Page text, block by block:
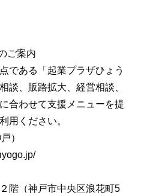
ご案内
である「起業プラザひょう
談、販路拡大、経営相談、
合わせて支援メニューを提
用ください。
）
階（神戸市中央区浪花町5